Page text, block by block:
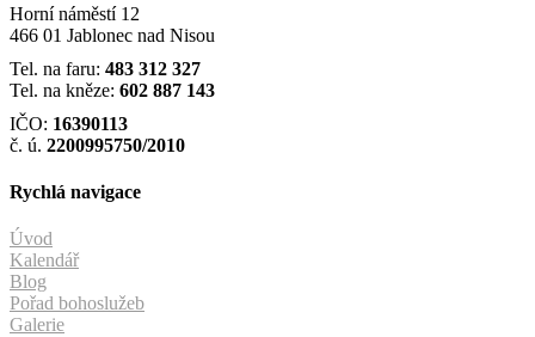
Horní náměstí 12
466 01 Jablonec nad Nisou
Tel. na faru: 483 312 327
Tel. na kněze: 602 887 143
IČO: 16390113
č. ú. 2200995750/2010
Rychlá navigace
Úvod
Kalendář
Blog
Pořad bohoslužeb
Galerie